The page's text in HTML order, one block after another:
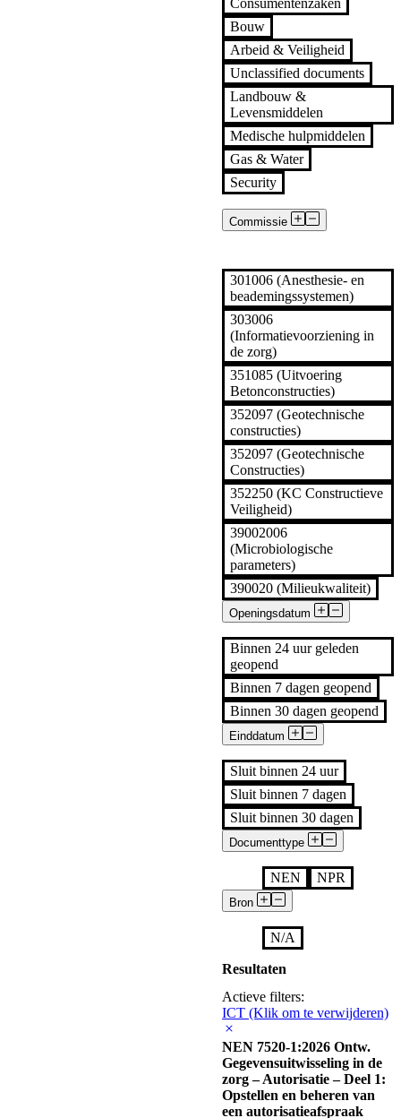
Bouw
Arbeid & Veiligheid
Unclassified documents
Landbouw &
Levensmiddelen
Medische hulpmiddelen
Gas & Water
Security
Commissie
301006 (Anesthesie- en
beademingssystemen)
303006
(Informatievoorziening in
de zorg)
351085 (Uitvoering
Betonconstructies)
352097 (Geotechnische
constructies)
352097 (Geotechnische
Constructies)
352250 (KC Constructieve
Veiligheid)
39002006
(Microbiologische
parameters)
390020 (Milieukwaliteit)
Openingsdatum
Binnen 24 uur geleden
geopend
Binnen 7 dagen geopend
Binnen 30 dagen geopend
Einddatum
Sluit binnen 24 uur
Sluit binnen 7 dagen
Sluit binnen 30 dagen
Documenttype
NEN NPR
Bron
N/A
Resultaten
Actieve filters:
ICT (Klik om te verwijderen)
NEN 7520-1:2026 Ontw.
Gegevensuitwisseling in de
zorg – Autorisatie – Deel 1:
Opstellen en beheren van
een autorisatieafspraak